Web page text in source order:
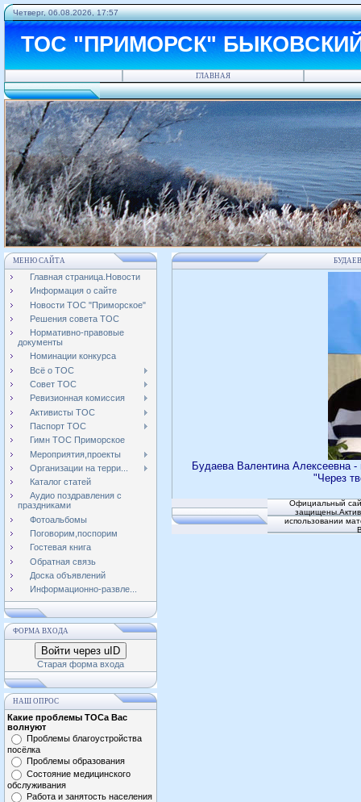
Четверг, 06.08.2026, 17:57
ТОС "ПРИМОРСК"
ГЛАВНАЯ
МЕНЮ САЙТА
Главная страница.Новости
Информация о сайте
Новости ТОС "Приморское"
Решения совета ТОС
Нормативно-правовые
документы
Номинации конкурса
Всё о ТОС
Совет ТОС
Ревизионная комиссия
Активисты ТОС
Паспорт ТОС
Гимн ТОС Приморское
Мероприятия,проекты
Организации на терри...
Каталог статей
Аудио поздравления с
праздниками
Фотоальбомы
Поговорим,поспорим
Гостевая книга
Обратная связь
Доска объявлений
Информационно-развле...
ФОРМА ВХОДА
Войти через uID
Старая форма входа
НАШ ОПРОС
Какие проблемы ТОСа Вас
волнуют
Проблемы благоустройства
посёлка
Проблемы образования
Состояние медицинского
обслуживания
Работа и занятость населения
Будаева Валентина Алексеевна
"Через
Официальный
использовании